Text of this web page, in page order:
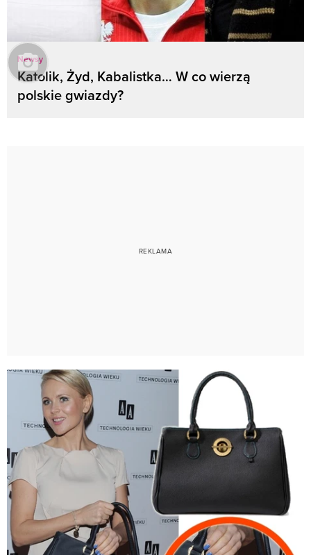
Newsy
Katolik, Żyd, Kabalistka… W co wierzą
polskie gwiazdy?